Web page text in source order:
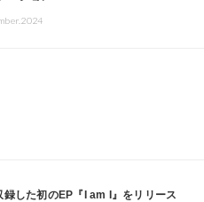
した初のEP『I am I』をリリース